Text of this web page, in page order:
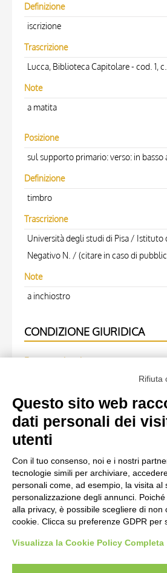
Definizione
iscrizione
Trascrizione
Lucca, Biblioteca Capitolare - cod. 1,
Note
a matita
Posizione
sul supporto primario: verso: in basso
Definizione
timbro
Trascrizione
Università degli studi di Pisa /
Negativo N. / (citare in caso di
Note
a inchiostro
CONDIZIONE GIURIDICA
Ente proprietario
Fondazione Centro Studi sull'Arte
Ragghianti
OPERA RIPRODOTTA
Scheda opera
Marco di Berlinghiero, Iniziale P,
Salomone, Motivi decorativi
Rifiuta
Questo sito web
dati personali dei
utenti
Con il tuo consenso, noi e i nostri
tecnologie simili per archiviare,
personali come, ad esempio, la visita al
personalizzazione degli annunci.
alla privacy, è possibile scegliere di non
cookie. Clicca su preferenze GDPR per
Visualizza la Cookie Policy Completa